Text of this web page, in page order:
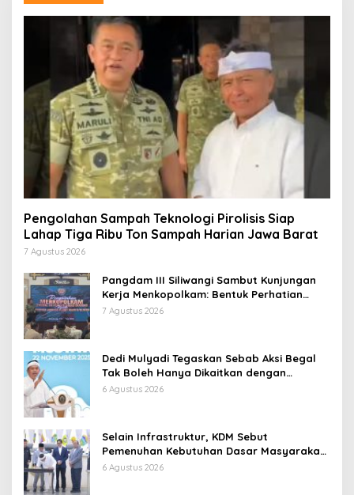
Pengolahan Sampah Teknologi Pirolisis Siap
Lahap Tiga Ribu Ton Sampah Harian Jawa Barat
7 Agustus 2026
Pangdam III Siliwangi Sambut Kunjungan
Kerja Menkopolkam: Bentuk Perhatian
Pemerintah
7 Agustus 2026
Dedi Mulyadi Tegaskan Sebab Aksi Begal
Tak Boleh Hanya Dikaitkan dengan
Ekonomi
6 Agustus 2026
Selain Infrastruktur, KDM Sebut
Pemenuhan Kebutuhan Dasar Masyarakat
Jadi Fokus APBD Jabar 2027
6 Agustus 2026